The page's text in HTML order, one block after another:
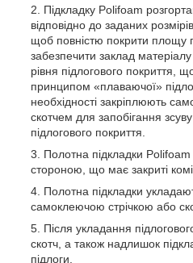
Підкладку Polifoam
відповідно до заданих
щоб повністю покрити площу
забезпечити заклад
рівня підлогового покриття,
принципом «плаваючої»
необхідності закріплюють
скотчем для запобігання
підлогового покриття.
Полотна підкладки
стороною, що має закриті
Полотна підкладки
самоклеючою стрічкою або
Після укладання
скотч, а також надлишок
підлоги.